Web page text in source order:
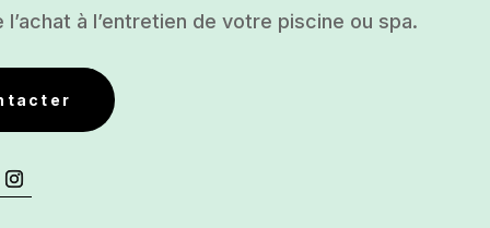
à l’entretien de votre piscine ou spa.